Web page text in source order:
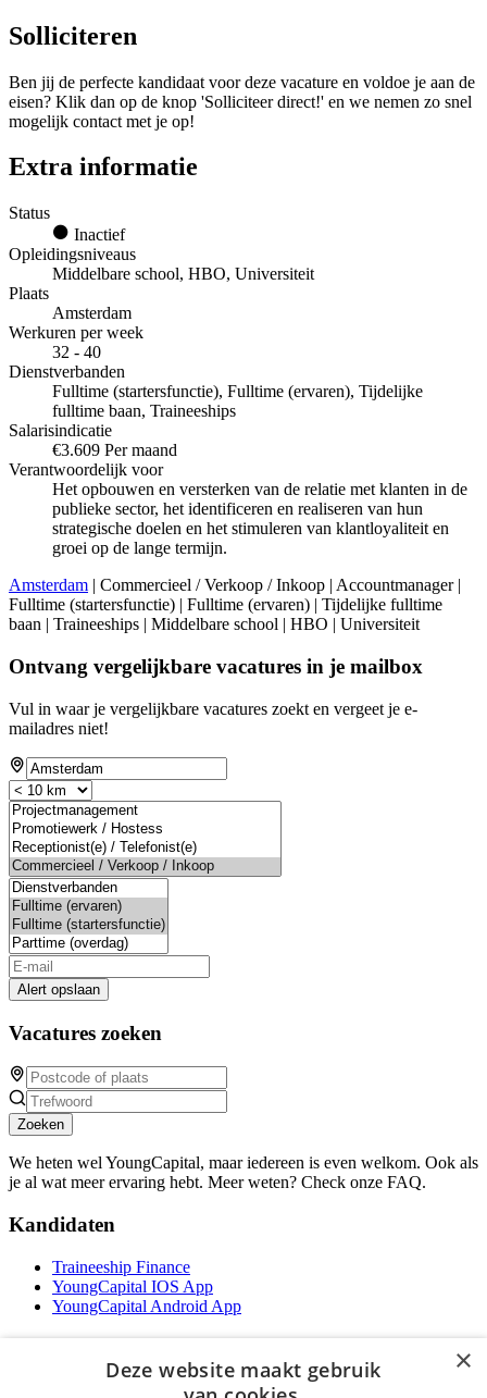
Solliciteren
Ben jij de perfecte kandidaat voor deze vacature en voldoe je aan de
eisen? Klik dan op de knop 'Solliciteer direct!' en we nemen zo snel
mogelijk contact met je op!
Extra informatie
Status
Inactief
Opleidingsniveaus
Middelbare school, HBO, Universiteit
Plaats
Amsterdam
Werkuren per week
32 - 40
Dienstverbanden
Fulltime (startersfunctie), Fulltime (ervaren), Tijdelijke
fulltime baan, Traineeships
Salarisindicatie
€3.609 Per maand
Verantwoordelijk voor
Het opbouwen en versterken van de relatie met klanten in de
publieke sector, het identificeren en realiseren van hun
strategische doelen en het stimuleren van klantloyaliteit en
groei op de lange termijn.
Amsterdam | Commercieel / Verkoop / Inkoop | Accountmanager |
Fulltime (startersfunctie) | Fulltime (ervaren) | Tijdelijke fulltime
baan | Traineeships | Middelbare school | HBO | Universiteit
Ontvang vergelijkbare vacatures in je mailbox
Vul in waar je vergelijkbare vacatures zoekt en vergeet je e-
mailadres niet!
Alert opslaan
Vacatures zoeken
Zoeken
We heten wel YoungCapital, maar iedereen is even welkom. Ook als
je al wat meer ervaring hebt. Meer weten? Check onze FAQ.
Kandidaten
Traineeship Finance
YoungCapital IOS App
YoungCapital Android App
×
Deze website maakt gebruik